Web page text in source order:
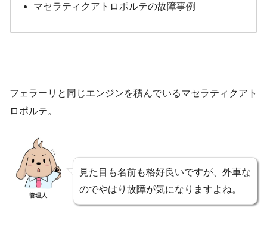
マセラティクアトロポルテの故障事例
フェラーリと同じエンジンを積んでいるマセラティクアト
ロポルテ。
管理人
見た目も名前も格好良いですが、外車な
のでやはり故障が気になりますよね。